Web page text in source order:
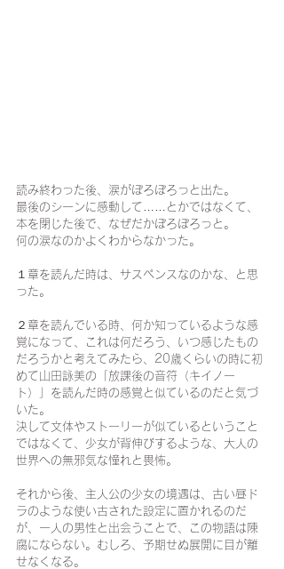
読み終わった後、涙がぽろぽろっと出た。
最後のシーンに感動して……とかではなくて、
本を閉じた後で、なぜだかぽろぽろっと。
何の涙なのかよくわからなかった。
１章を読んだ時は、サスペンスなのかな、と思
った。
２章を読んでいる時、何か知っているような感
覚になって、これは何だろう、いつ感じたもの
だろうかと考えてみたら、20歳くらいの時に初
めて山田詠美の「放課後の音符（キイノー
ト）」を読んだ時の感覚と似ているのだと気づ
いた。
決して文体やストーリーが似ているということ
ではなくて、少女が背伸びするような、大人の
世界への無邪気な憧れと畏怖。
それから後、主人公の少女の境遇は、古い昼ド
ラのような使い古された設定に置かれるのだ
が、一人の男性と出会うことで、この物語は陳
腐にならない。むしろ、予期せぬ展開に目が離
せなくなる。